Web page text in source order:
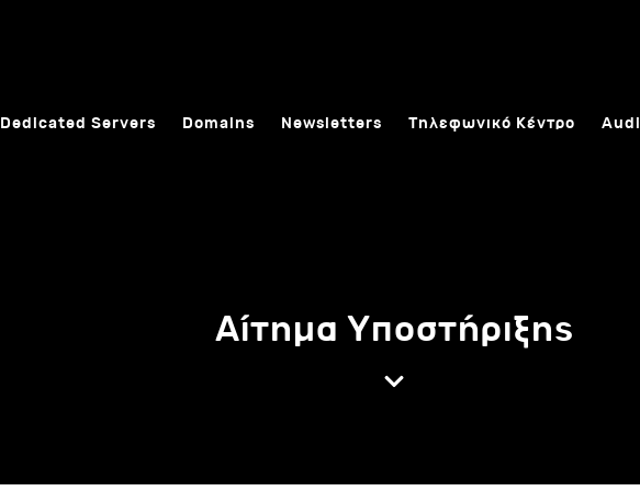
Dedicated Servers Domains Newsletters Τηλεφωνικό Κέντρο
Αίτημα Υποστήριξης